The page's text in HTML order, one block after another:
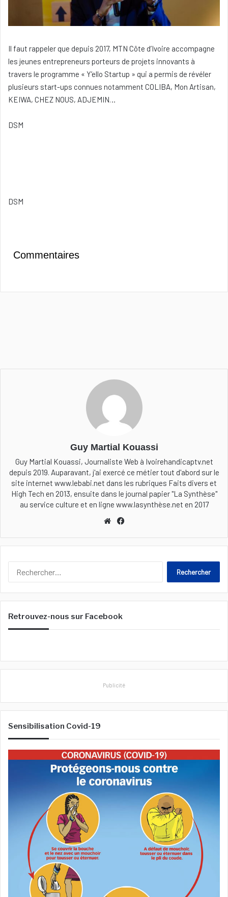
Il faut rappeler que depuis 2017, MTN Côte d’Ivoire accompagne
les jeunes entrepreneurs porteurs de projets innovants à
travers le programme « Y’ello Startup » qui a permis de révéler
plusieurs start-ups connues notamment COLIBA, Mon Artisan,
KEIWA, CHEZ NOUS, ADJEMIN…
DSM
DSM
Commentaires
Guy Martial Kouassi
Guy Martial Kouassi, Journaliste Web à Ivoirehandicaptv.net
depuis 2019. Auparavant, j'ai exercé ce métier tout d'abord sur le
site internet www.lebabi.net dans les rubriques Faits divers et
High Tech en 2013, ensuite dans le journal papier ''La Synthèse''
au service culture et en ligne www.lasynthèse.net en 2017
We
te ook
c
r
Retrouvez-nous sur Facebook
Publicité
Sensibilisation Covid-19